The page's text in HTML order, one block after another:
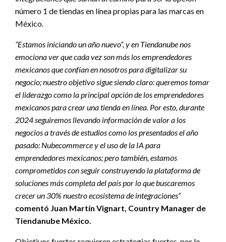
número 1 de tiendas en línea propias para las marcas en
México.
“Estamos iniciando un año nuevo”, y en Tiendanube nos
emociona ver que cada vez son más los emprendedores
mexicanos que confían en nosotros para digitalizar su
negocio; nuestro objetivo sigue siendo claro: queremos tomar
el liderazgo como la principal opción de los emprendedores
mexicanos para crear una tienda en línea. Por esto, durante
2024 seguiremos llevando información de valor a los
negocios a través de estudios como los presentados el año
pasado: Nubecommerce y el uso de la IA para
emprendedores mexicanos; pero también, estamos
comprometidos con seguir construyendo la plataforma de
soluciones más completa del país por lo que buscaremos
crecer un 30% nuestro ecosistema de integraciones”
comentó Juan Martín Vignart, Country Manager de
Tiendanube México.